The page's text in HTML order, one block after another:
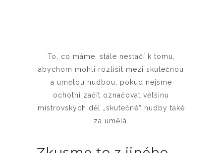
To, co máme, stále nestačí k tomu,
abychom mohli rozlišit mezi skutečnou
a umělou hudbou, pokud nejsme
ochotni začít označovat většinu
mistrovských děl „skutečné“ hudby také
za umělá.